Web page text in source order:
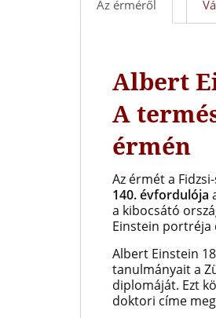
Az érméről
Albert
A
érmén
Az érmét a
140. évfordulója
a kibocsátó
Einstein portréja
Albert Einstein
tanulmányait a
diplomáját. Ezt
doktori címe